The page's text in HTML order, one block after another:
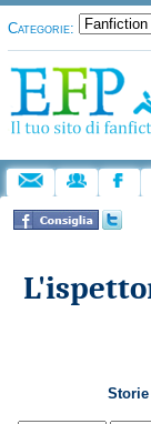
Categorie: